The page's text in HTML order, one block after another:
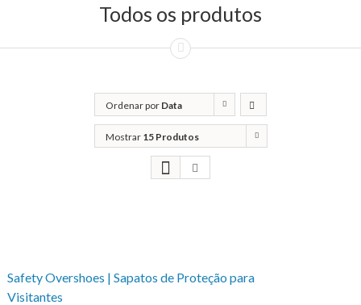
Todos os produtos
Ordenar por Data
Mostrar 15 Produtos
Safety Overshoes | Sapatos de Proteção para
Visitantes